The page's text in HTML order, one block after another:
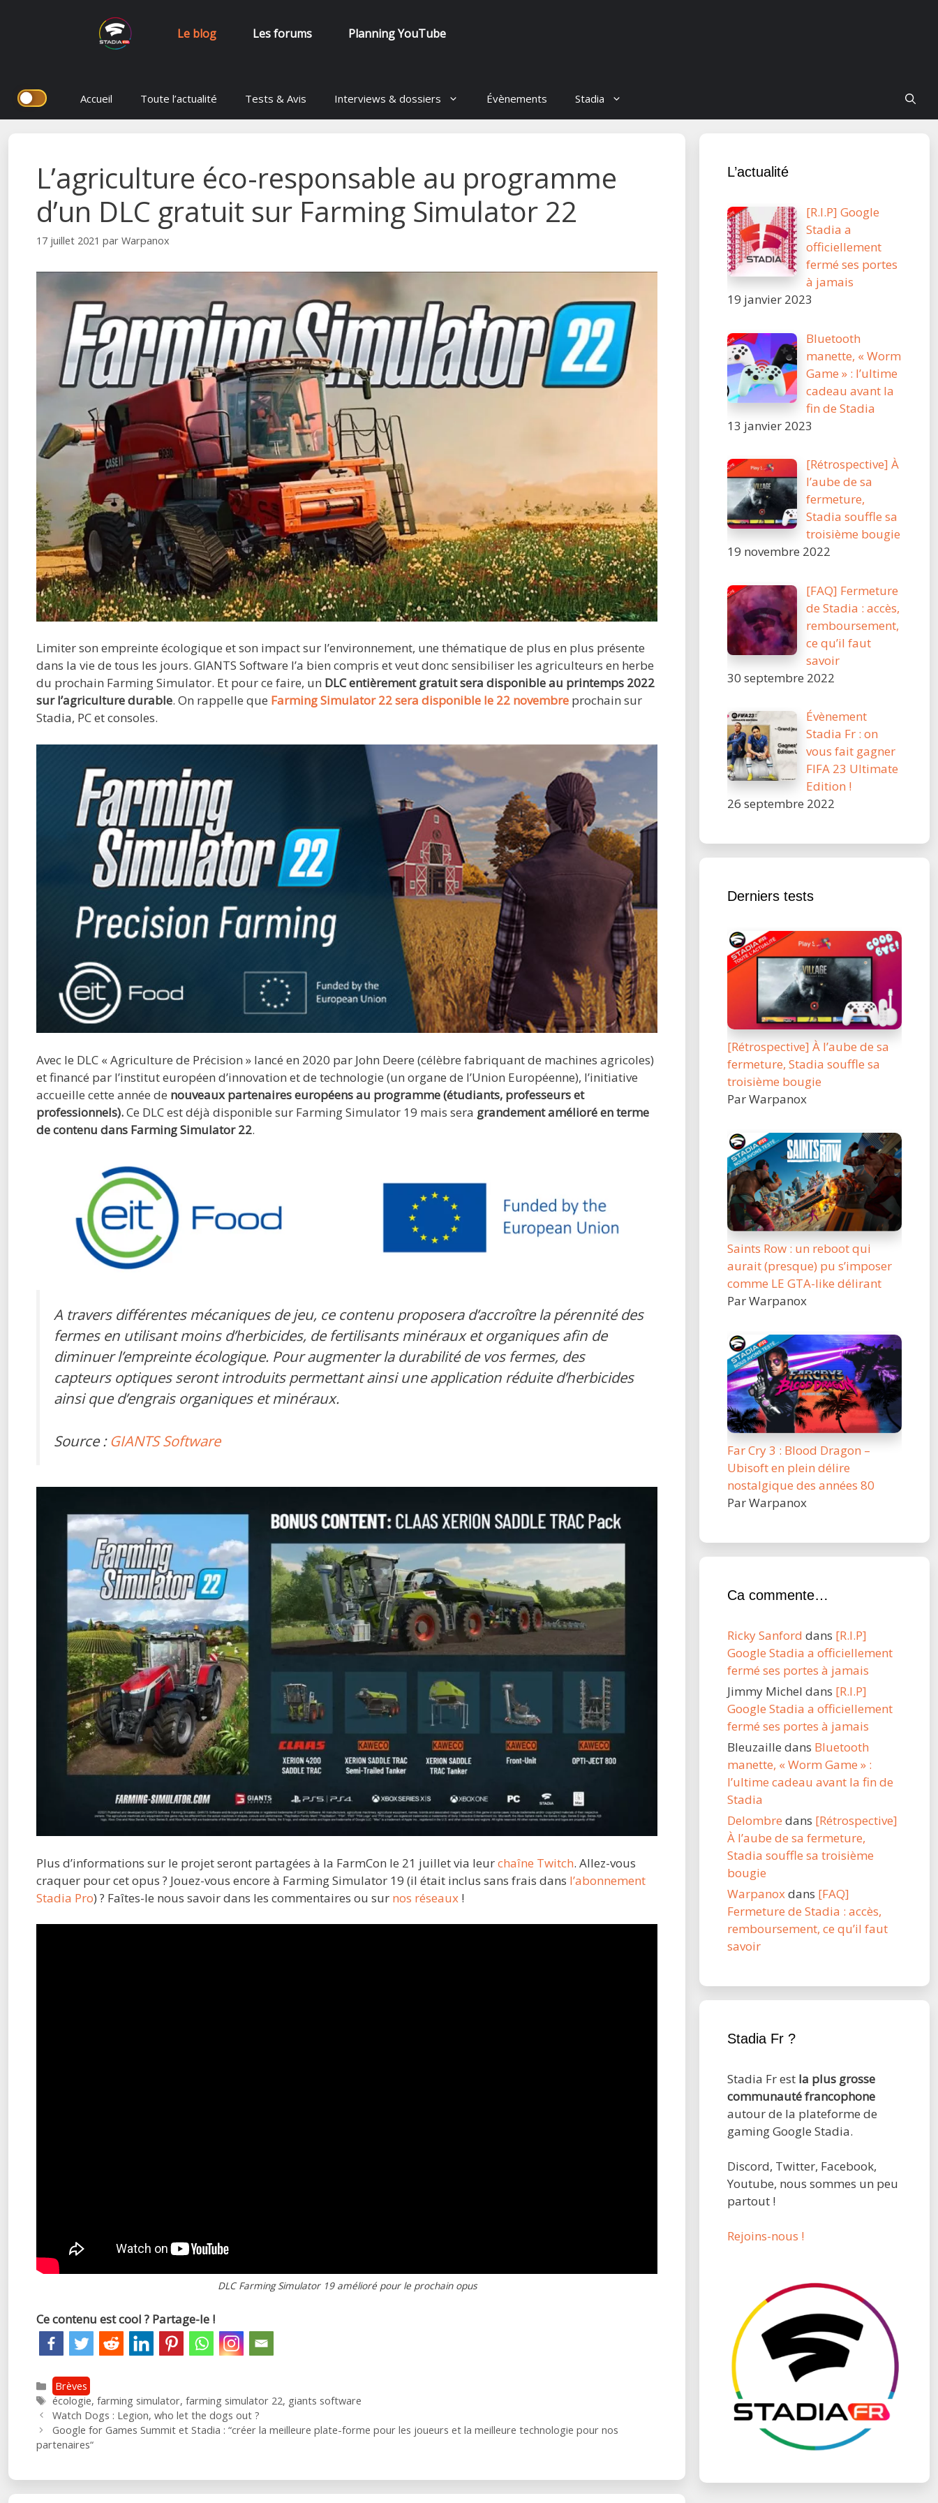
Le blog Les forums Planning YouTube
Aller
contenu
Accueil Toute l’actualité Tests & Avis Interviews & dossiers Évènements Stadia
L’agriculture éco-responsable au programme
d’un DLC gratuit sur Farming Simulator 22
17 juillet 2021 par Warpanox
Limiter son empreinte écologique et son impact sur l’environnement, une thématique de plus en plus présente
dans la vie de tous les jours. GIANTS Software l’a bien compris et veut donc sensibiliser les agriculteurs en herbe
du prochain Farming Simulator. Et pour ce faire, un DLC entièrement gratuit sera disponible au printemps 2022
sur l’agriculture durable. On rappelle que Farming Simulator 22 sera disponible le 22 novembre prochain sur
Stadia, PC et consoles.
Avec le DLC « Agriculture de Précision » lancé en 2020 par John Deere (célèbre fabriquant de machines agricoles)
et financé par l’institut européen d’innovation et de technologie (un organe de l’Union Européenne), l’initiative
accueille cette année de nouveaux partenaires européens au programme (étudiants, professeurs et
professionnels).Ce DLC est déjà disponible sur Farming Simulator 19 mais sera grandement amélioré en terme
de contenu dans Farming Simulator 22.
A travers différentes mécaniques de jeu, ce contenu proposera d’accroître la pérennité des
fermes en utilisant moins d’herbicides, de fertilisants minéraux et organiques afin de
diminuer l’empreinte écologique. Pour augmenter la durabilité de vos fermes, des
capteurs optiques seront introduits permettant ainsi une application réduite d’herbicides
ainsi que d’engrais organiques et minéraux.
Source :GIANTS Software
Plus d’informations sur le projet seront partagées à la FarmCon le 21 juillet via leurchaîne Twitch. Allez-vous
craquer pour cet opus ? Jouez-vous encore à Farming Simulator 19 (il était inclus sans frais dans l’abonnement
Stadia Pro) ? Faîtes-le nous savoir dans les commentaires ou sur nos réseaux !
DLC Farming Simulator 19 amélioré pour le prochain opus
Ce contenu est cool ? Partage-le !
Catégories
Brèves
Étiquettes
écologie,farming simulator,farming simulator 22, giants software
Post
navigation
Watch Dogs : Legion, who let the dogs out ?
Google for Games Summit et Stadia : “créer la meilleure plate-forme pour les joueurs et la meilleure technologie pour nos
partenaires“
L’actualité
[R.I.P] Google
Stadia a
officiellement
fermé ses portes
à jamais
19 janvier 2023
Bluetooth
manette, « Worm
Game » : l’ultime
cadeau avant la
fin de Stadia
13 janvier 2023
[Rétrospective] À
l’aube de sa
fermeture,
Stadia souffle sa
troisième bougie
19 novembre 2022
[FAQ] Fermeture
de Stadia : accès,
remboursement,
ce qu’il faut
savoir
30 septembre 2022
Évènement
Stadia Fr : on
vous fait gagner
FIFA 23 Ultimate
Edition !
26 septembre 2022
Derniers tests
[Rétrospective] À l’aube de sa
fermeture, Stadia souffle sa
troisième bougie
Par Warpanox
Saints Row : un reboot qui
aurait (presque) pu s’imposer
comme LE GTA-like délirant
Par Warpanox
Far Cry 3 : Blood Dragon –
Ubisoft en plein délire
nostalgique des années 80
Par Warpanox
Ca commente…
Ricky Sanford dans [R.I.P]
Google Stadia a officiellement
fermé ses portes à jamais
Jimmy Michel dans [R.I.P]
Google Stadia a officiellement
fermé ses portes à jamais
Bleuzaille dans Bluetooth
manette, « Worm Game » :
l’ultime cadeau avant la fin de
Stadia
Delombre dans [Rétrospective]
À l’aube de sa fermeture,
Stadia souffle sa troisième
bougie
Warpanoxdans [FAQ]
Fermeture de Stadia : accès,
remboursement, ce qu’il faut
savoir
Stadia Fr ?
Stadia Fr est la plus grosse
communauté francophone
autour de la plateforme de
gaming Google Stadia.
Discord, Twitter, Facebook,
Youtube, nous sommes un peu
partout !
Rejoins-nous !